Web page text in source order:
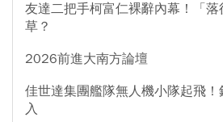
友達二把手柯富仁裸辭內幕！「
草？
2026前進大南方論壇
佳世達集團艦隊無人機小隊起飛
入